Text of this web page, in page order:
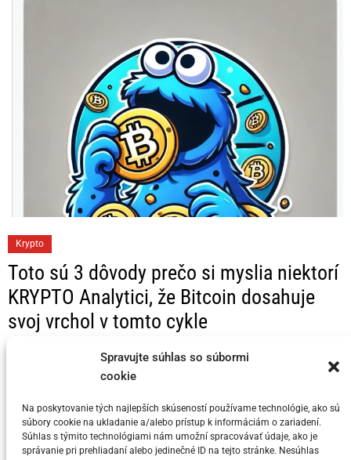
Spravujte súhlas so súbormi
cookie
Na poskytovanie tých najlepších skúseností používame technológie, ako sú
súbory cookie na ukladanie a/alebo prístup k informáciám o zariadení.
Súhlas s týmito technológiami nám umožní spracovávať údaje, ako je
správanie pri prehliadaní alebo jedinečné ID na tejto stránke. Nesúhlas
a
e
g
Krypto
Toto sú 3 dôvody prečo si myslia niektorí
KRYPTO Analytici, že Bitcoin dosahuje
svoj vrchol v tomto cykle
5. júla 2024 by meny.sk
You have not selected any currencies to display